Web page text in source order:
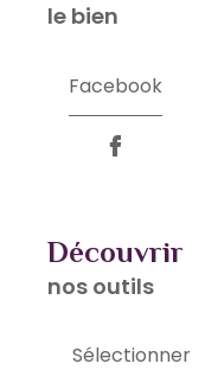
le bien
Facebook
découvrir
nos outils
Sélectionner